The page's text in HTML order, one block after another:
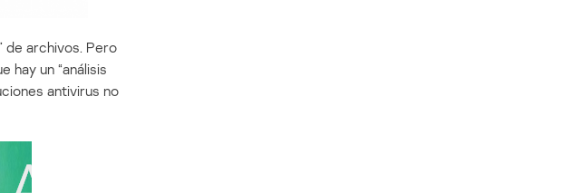
de archivos. Pero
hay un “análisis
antivirus no